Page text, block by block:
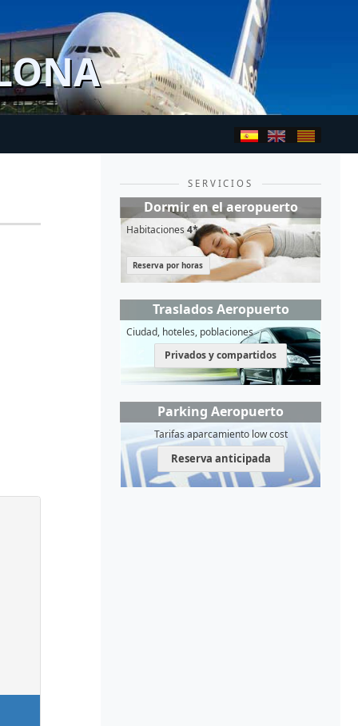
SERVICIOS
Dormir en el aeropuerto
Habitaciones4*
Reserva por horas
Traslados Aeropuerto
Ciudad, hoteles, poblaciones
Privados y compartidos
Parking Aeropuerto
Tarifas aparcamiento low cost
Reserva anticipada